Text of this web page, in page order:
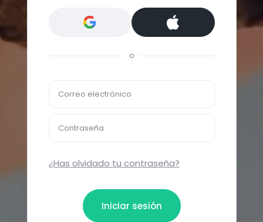
o
Correo electrónico
Contraseña
¿Has olvidado tu contraseña?
Iniciar sesión